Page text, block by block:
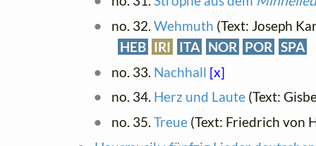
no. 32. Wehmuth (Text: Joseph
HEB IRI ITA NOR POR SPA
no. 33. Nachhall [x]
no. 34. Herz und Laute(Text:
no. 35. Treue(Text: Friedrich von